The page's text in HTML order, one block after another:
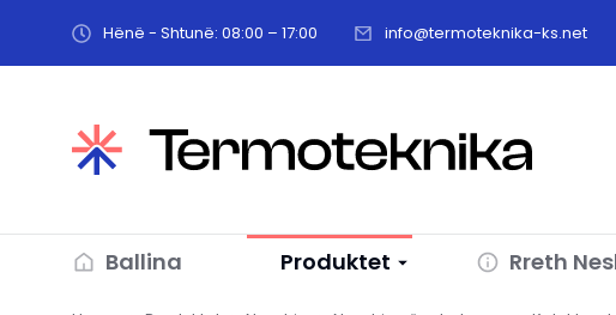
Hënë - Shtunë: 08:00 – 17:00 info@termoteknika-ks.net
Ballina Produktet Rreth